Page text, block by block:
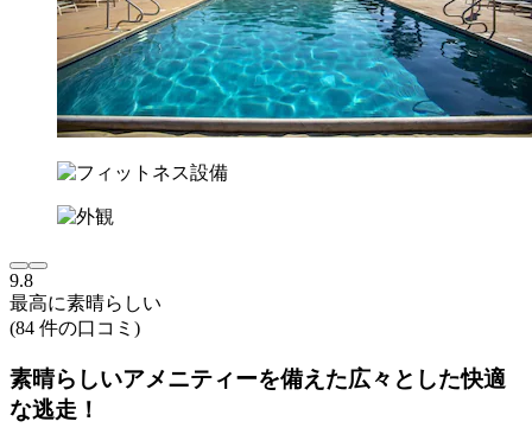
9.8
最高に素晴らしい
(84 件の口コミ)
素晴らしいアメニティーを備えた広々とした快適
な逃走！